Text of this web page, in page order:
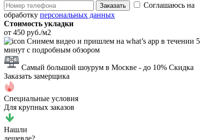
Заказать
Соглашаюсь на
обработку персональных данных
Стоимость укладки
от 450 руб./м2
Снимем видео и пришлем на what’s app в течении 5
минут с подробным обзором
Самый большой шоурум в Москве - до 10% Скидка
Заказать замерщика
Специальные условия
Для крупных заказов
Нашли
дешевле?